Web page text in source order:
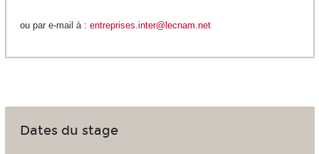
ou par e-mail à : entreprises.inter@lecnam.net
Dates du stage